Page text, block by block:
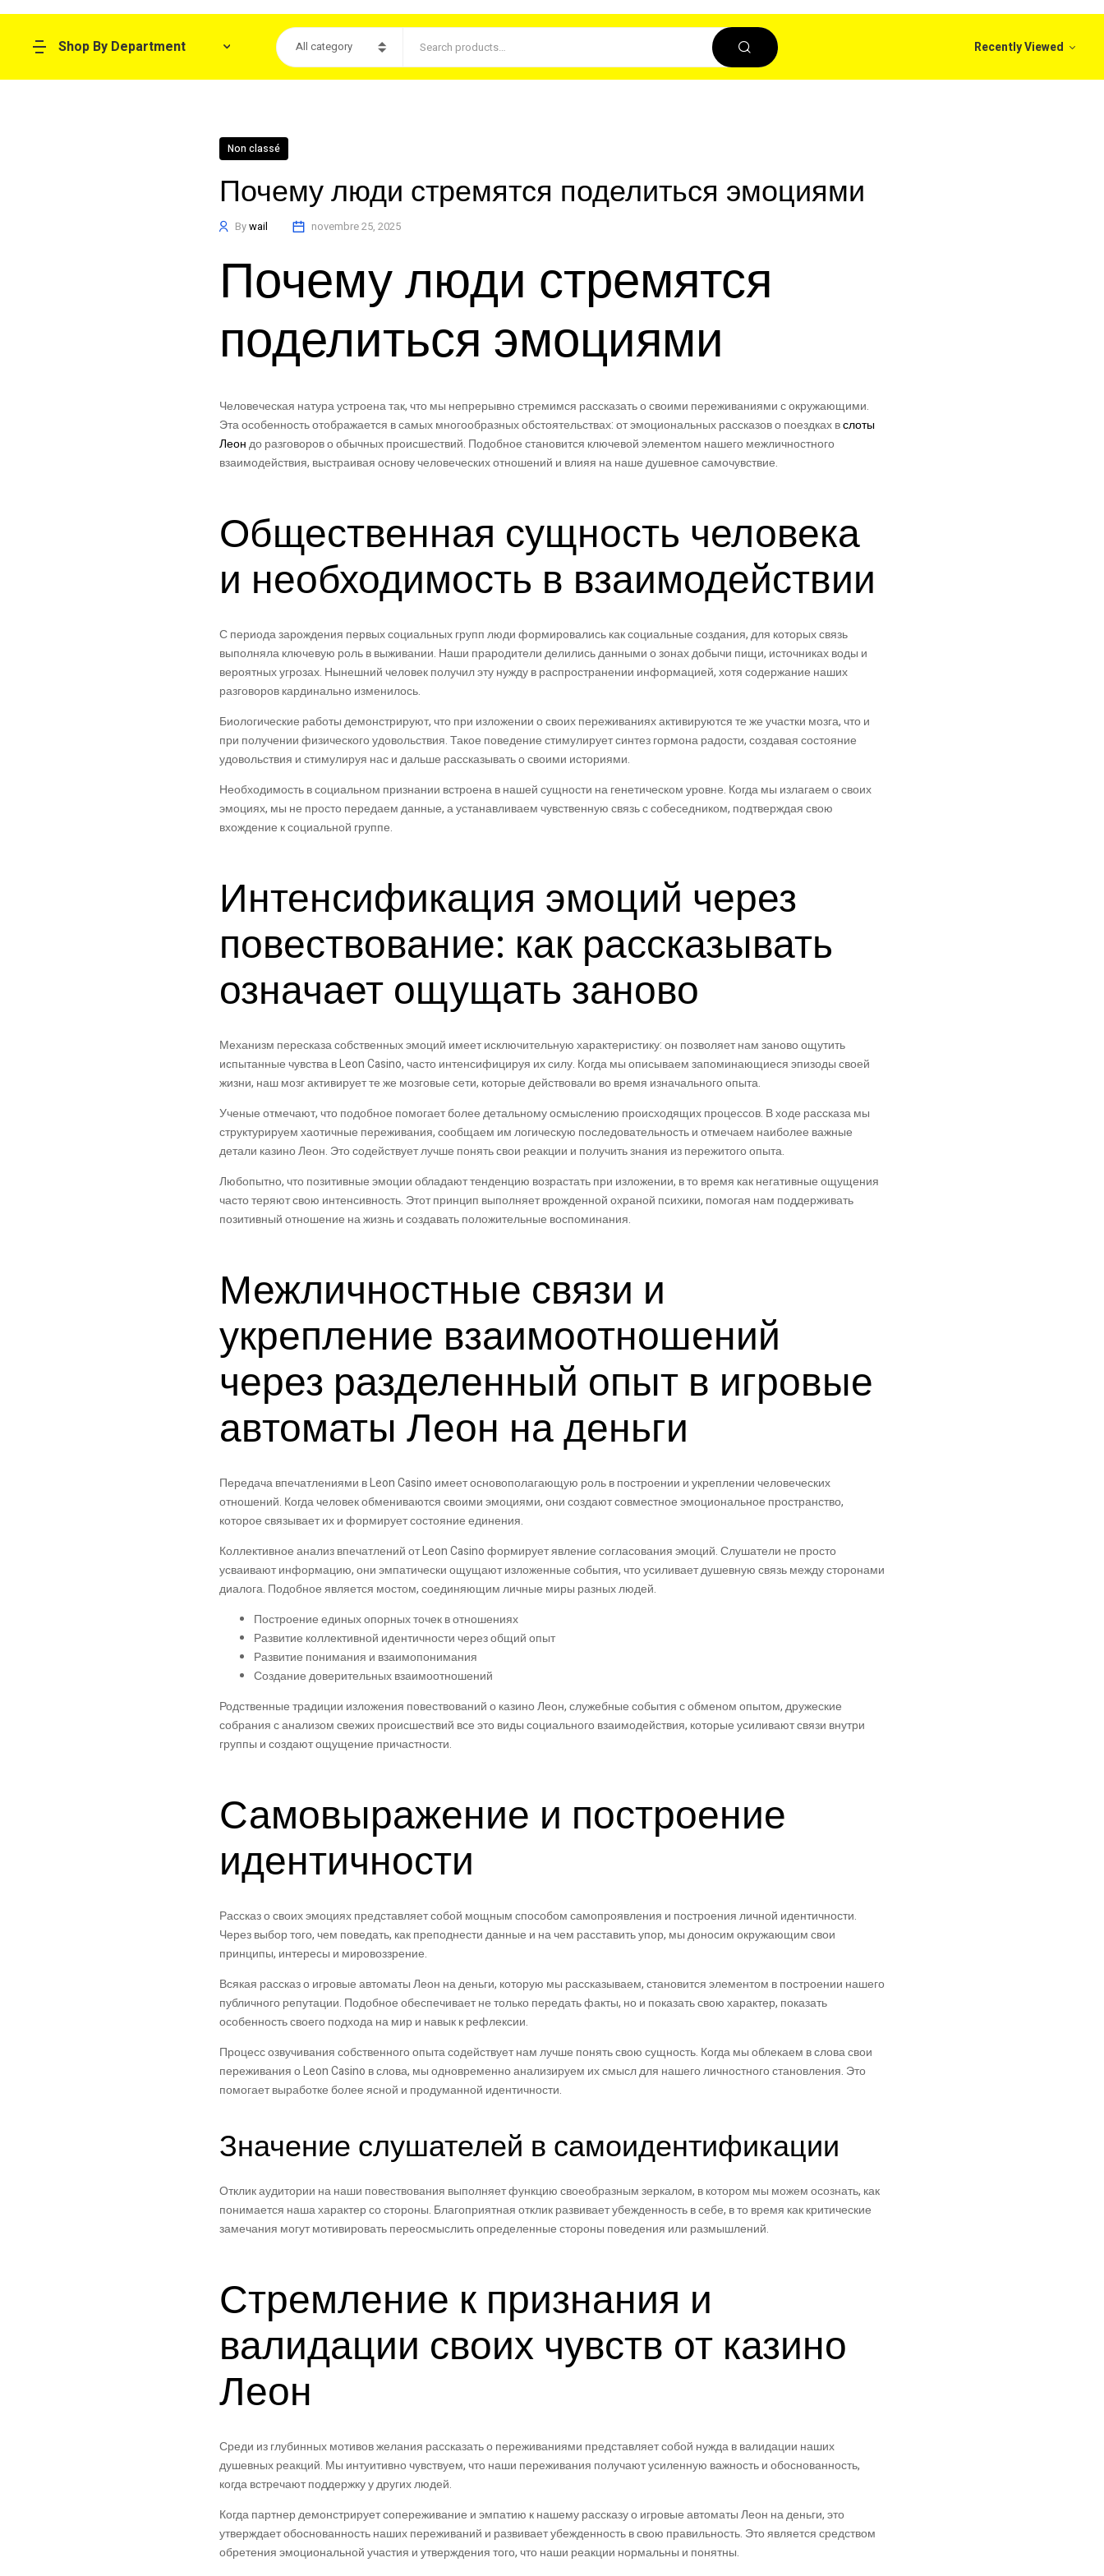
Shop By Department All category Recently Viewed
Non classé
Почему люди стремятся поделиться эмоциями
Bywail novembre 25, 2025
Почему люди стремятся
поделиться эмоциями
Человеческая натура устроена так, что мы непрерывно стремимся рассказать о своими переживаниями с окружающими.
Эта особенность отображается в самых многообразных обстоятельствах: от эмоциональных рассказов о поездках вслоты
Леондо разговоров о обычных происшествий. Подобное становится ключевой элементом нашего межличностного
взаимодействия, выстраивая основу человеческих отношений и влияя на наше душевное самочувствие.
Общественная сущность человека
и необходимость в взаимодействии
С периода зарождения первых социальных групп люди формировались как социальные создания, для которых связь
выполняла ключевую роль в выживании. Наши прародители делились данными о зонах добычи пищи, источниках воды и
вероятных угрозах. Нынешний человек получил эту нужду в распространении информацией, хотя содержание наших
разговоров кардинально изменилось.
Биологические работы демонстрируют, что при изложении о своих переживаниях активируются те же участки мозга, что и
при получении физического удовольствия. Такое поведение стимулирует синтез гормона радости, создавая состояние
удовольствия и стимулируя нас и дальше рассказывать о своими историями.
Необходимость в социальном признании встроена в нашей сущности на генетическом уровне. Когда мы излагаем о своих
эмоциях, мы не просто передаем данные, а устанавливаем чувственную связь с собеседником, подтверждая свою
вхождение к социальной группе.
Интенсификация эмоций через
повествование: как рассказывать
означает ощущать заново
Механизм пересказа собственных эмоций имеет исключительную характеристику: он позволяет нам заново ощутить
испытанные чувства в Leon Casino, часто интенсифицируя их силу. Когда мы описываем запоминающиеся эпизоды своей
жизни, наш мозг активирует те же мозговые сети, которые действовали во время изначального опыта.
Ученые отмечают, что подобное помогает более детальному осмыслению происходящих процессов. В ходе рассказа мы
структурируем хаотичные переживания, сообщаем им логическую последовательность и отмечаем наиболее важные
детали казино Леон. Это содействует лучше понять свои реакции и получить знания из пережитого опыта.
Любопытно, что позитивные эмоции обладают тенденцию возрастать при изложении, в то время как негативные ощущения
часто теряют свою интенсивность. Этот принцип выполняет врожденной охраной психики, помогая нам поддерживать
позитивный отношение на жизнь и создавать положительные воспоминания.
Межличностные связи и
укрепление взаимоотношений
через разделенный опыт в игровые
автоматы Леон на деньги
Передача впечатлениями в Leon Casino имеет основополагающую роль в построении и укреплении человеческих
отношений. Когда человек обмениваются своими эмоциями, они создают совместное эмоциональное пространство,
которое связывает их и формирует состояние единения.
Коллективное анализ впечатлений от Leon Casino формирует явление согласования эмоций. Слушатели не просто
усваивают информацию, они эмпатически ощущают изложенные события, что усиливает душевную связь между сторонами
диалога. Подобное является мостом, соединяющим личные миры разных людей.
Построение единых опорных точек в отношениях
Развитие коллективной идентичности через общий опыт
Развитие понимания и взаимопонимания
Создание доверительных взаимоотношений
Родственные традиции изложения повествований о казино Леон, служебные события с обменом опытом, дружеские
собрания с анализом свежих происшествий все это виды социального взаимодействия, которые усиливают связи внутри
группы и создают ощущение причастности.
Самовыражение и построение
идентичности
Рассказ о своих эмоциях представляет собой мощным способом самопроявления и построения личной идентичности.
Через выбор того, чем поведать, как преподнести данные и на чем расставить упор, мы доносим окружающим свои
принципы, интересы и мировоззрение.
Всякая рассказ о игровые автоматы Леон на деньги, которую мы рассказываем, становится элементом в построении нашего
публичного репутации. Подобное обеспечивает не только передать факты, но и показать свою характер, показать
особенность своего подхода на мир и навык к рефлексии.
Процесс озвучивания собственного опыта содействует нам лучше понять свою сущность. Когда мы облекаем в слова свои
переживания о Leon Casino в слова, мы одновременно анализируем их смысл для нашего личностного становления. Это
помогает выработке более ясной и продуманной идентичности.
Значение слушателей в самоидентификации
Отклик аудитории на наши повествования выполняет функцию своеобразным зеркалом, в котором мы можем осознать, как
понимается наша характер со стороны. Благоприятная отклик развивает убежденность в себе, в то время как критические
замечания могут мотивировать переосмыслить определенные стороны поведения или размышлений.
Стремление к признания и
валидации своих чувств от казино
Леон
Среди из глубинных мотивов желания рассказать о переживаниями представляет собой нужда в валидации наших
душевных реакций. Мы интуитивно чувствуем, что наши переживания получают усиленную важность и обоснованность,
когда встречают поддержку у других людей.
Когда партнер демонстрирует сопереживание и эмпатию к нашему рассказу о игровые автоматы Леон на деньги, это
утверждает обоснованность наших переживаний и развивает убежденность в свою правильность. Это является средством
обретения эмоциональной участия и утверждения того, что наши реакции нормальны и понятны.